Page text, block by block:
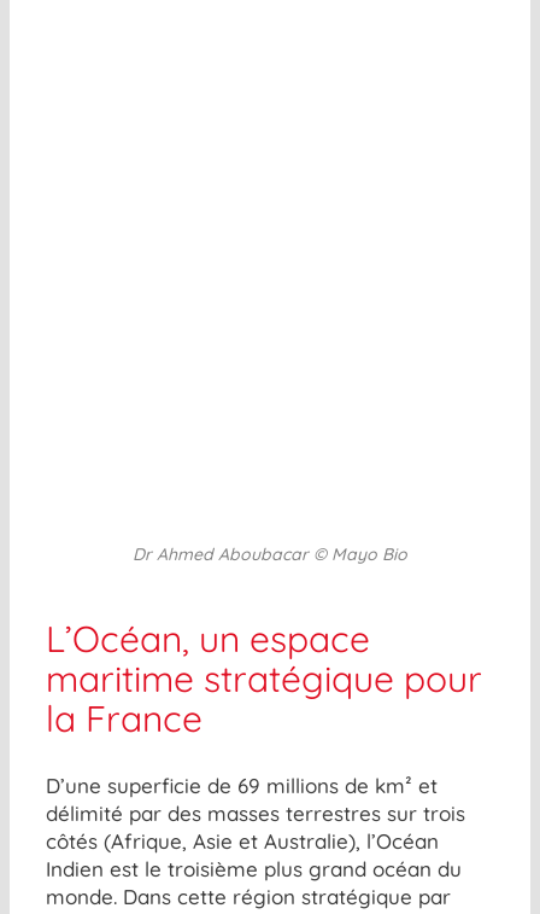
Dr Ahmed Aboubacar © Mayo Bio
L’Océan, un espace
maritime stratégique pour
la France
D’une superficie de 69 millions de km² et
délimité par des masses terrestres sur trois
côtés (Afrique, Asie et Australie), l’Océan
Indien est le troisième plus grand océan du
monde. Dans cette région stratégique par